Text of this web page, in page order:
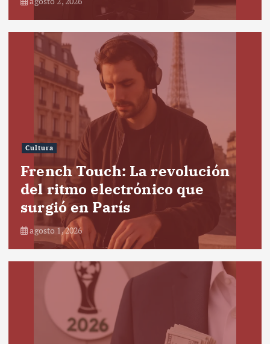
Cultura
French Touch: La revolución
del ritmo electrónico que
surgió en París
agosto 1, 2026